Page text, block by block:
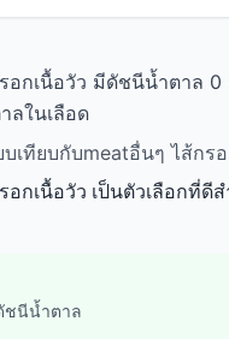
อกเนื้อวัว มีดัชนีน้ำตาล
ลในเลือด
บเทียบกับmeatอื่นๆ ไส้ก
อกเนื้อวัว เป็นตัวเลือกที่
ชนีน้ำตาล